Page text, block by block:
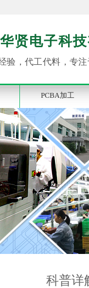
贤电子科
验，代工代料，专
PCBA加工
科普详